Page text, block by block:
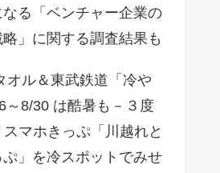
る「ベンチャー企業の
」に関する調査結果も
オル＆東武鉄道「冷や
～8/30 は酷暑も－３度
マホきっぷ「川越れと
」を冷スポットでみせ